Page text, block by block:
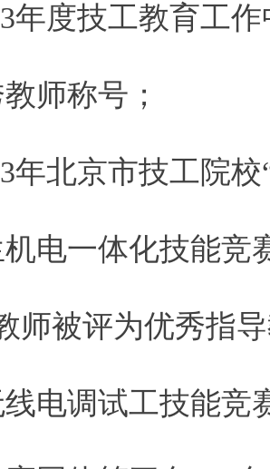
年度技工教育工
师称号；
年北京市技工院
电一体化技能竞
师被评为优秀指
电调试工技能竞